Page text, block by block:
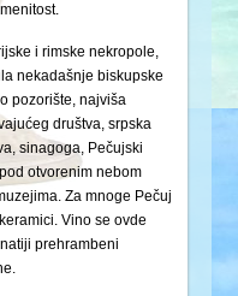
i rimske nekropole,
nekadašnje biskupske
pozorište, najviša
društva, srpska
sinagoga, Pečujski
otvorenim nebom
Za mnoge Pečuj
Vino se ovde
prehrambeni